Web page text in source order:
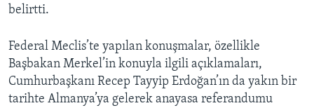
belirtti.
Federal Meclis’te yapılan konuşmalar, özellikle
Başbakan Merkel’in konuyla ilgili açıklamaları,
Cumhurbaşkanı Recep Tayyip Erdoğan’ın da yakın bir
tarihte Almanya’ya gelerek anayasa referandumu